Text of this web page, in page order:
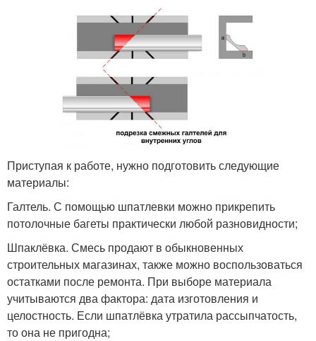
Приступая к работе, нужно подготовить следующие
материалы:
Галтель. С помощью шпатлевки можно прикрепить
потолочные багеты практически любой разновидности;
Шпаклёвка. Смесь продают в обыкновенных
строительных магазинах, также можно воспользоваться
остатками после ремонта. При выборе материала
учитываются два фактора: дата изготовления и
целостность. Если шпатлёвка утратила рассыпчатость,
то она не пригодна;